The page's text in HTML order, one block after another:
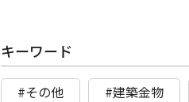
キーワード
#その他 #建築金物